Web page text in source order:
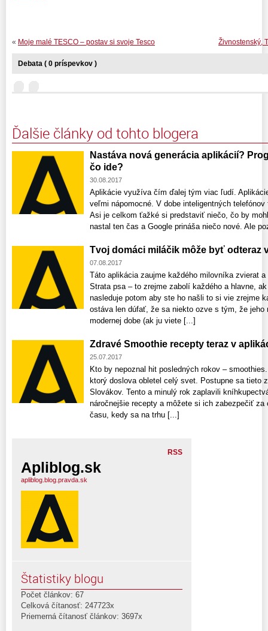
Živnostenský,
« Moje malé TESCO – postav si svoje Tesco
Debata ( 0 príspevkov )
Ďalšie články od tohto blogera
Nastáva nová generácia aplikácií?
čo ide?
30.08.2017
Aplikácie využíva čím ďalej tým viac ľudí.
veľmi nápomocné. V dobe inteligentných
Asi je celkom ťažké si predstaviť niečo, čo by
nastal ten čas a Google prináša niečo nové. Ale
Tvoj domáci miláčik môže byť odteraz
07.08.2017
Táto aplikácia zaujme každého milovníka zvierat
Strata psa – to zrejme zabolí každého a hlavne,
nasleduje potom aby ste ho našli to si vie zrejme
ostáva len dúfať, že sa niekto ozve s tým, že jeho
modernej dobe (ak ju viete [...]
Zdravé Smoothie recepty teraz v
25.07.2017
Kto by nepoznal hit posledných rokov –
ktorý doslova obletel celý svet. Postupne sa tieto
Slovákov. Tento a minulý rok zaplavili
náročnejšie recepty a môžete si ich zabezpečiť za
času, kedy sa na trhu [...]
RSS
Apliblog.sk
apliblog.blog.pravda.sk
Štatistiky blogu
Počet článkov: 67
Celková čítanosť: 247723x
Priemerná čítanosť článkov: 3697x